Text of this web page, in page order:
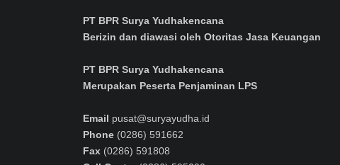
PT BPR Surya Yudhakencana
Berizin dan diawasi oleh Otoritas Jasa Keuangan
PT BPR Surya Yudhakencana
Merupakan Peserta Penjaminan LPS
Email pusat@suryayudha.id
Phone (0286) 591662
Fax (0286) 591808